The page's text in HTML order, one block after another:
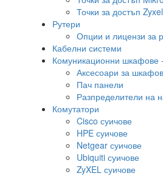
Точки за достъп Zyxel
Рутери
Опции и лицензи за
Кабелни системи
Комуникационни шкафове
Аксесоари за
Пач панели
Разпределители на
Комутатори
Cisco суичове
HPE суичове
Netgear суичове
Ubiquiti суичове
ZyXEL суичове